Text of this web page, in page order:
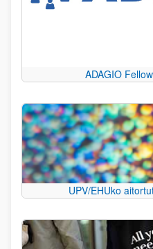
ADAGIO
UPV/EHUko